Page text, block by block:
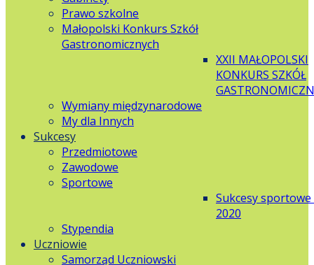
Prawo szkolne
Małopolski Konkurs Szkół
Gastronomicznych
XXII MAŁOPOLSKI
KONKURS SZKÓŁ
Wymiany międzynarodowe
My dla Innych
Sukcesy
Przedmiotowe
Zawodowe
Sportowe
Sukcesy sportowe
2020
Stypendia
Uczniowie
Samorząd Uczniowski